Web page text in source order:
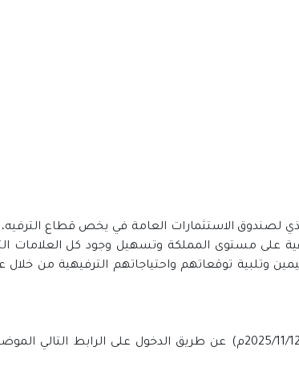
مستوى المملكة وتسهيل وجود كل العلامات
وتلبية توقعاتهم واحتياجاتهم الترفيهية من خلال
الخبر مضاف بتاريخ اليوم الأ{آبعاء 1447/5/21هـ (الموافق 2025/11/12م) عن